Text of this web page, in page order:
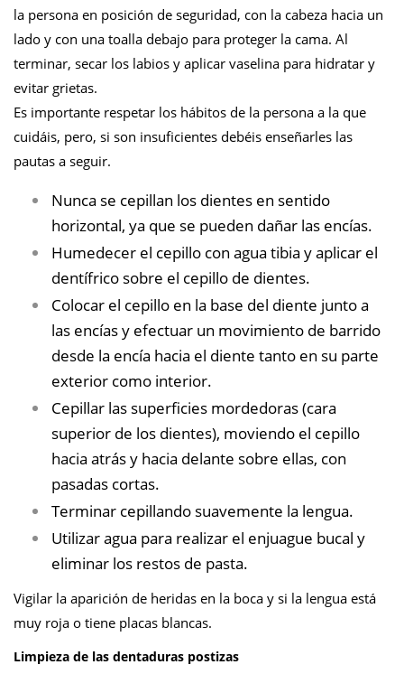
la persona en posición de seguridad, con la cabeza hacia un
lado y con una toalla debajo para proteger la cama. Al
terminar, secar los labios y aplicar vaselina para hidratar y
evitar grietas.
Es importante respetar los hábitos de la persona a la que
cuidáis, pero, si son insuficientes debéis enseñarles las
pautas a seguir.
Nunca se cepillan los dientes en sentido
horizontal, ya que se pueden dañar las encías.
Humedecer el cepillo con agua tibia y aplicar el
dentífrico sobre el cepillo de dientes.
Colocar el cepillo en la base del diente junto a
las encías y efectuar un movimiento de barrido
desde la encía hacia el diente tanto en su parte
exterior como interior.
Cepillar las superficies mordedoras (cara
superior de los dientes), moviendo el cepillo
hacia atrás y hacia delante sobre ellas, con
pasadas cortas.
Terminar cepillando suavemente la lengua.
Utilizar agua para realizar el enjuague bucal y
eliminar los restos de pasta.
Vigilar la aparición de heridas en la boca y si la lengua está
muy roja o tiene placas blancas.
Limpieza de las dentaduras postizas